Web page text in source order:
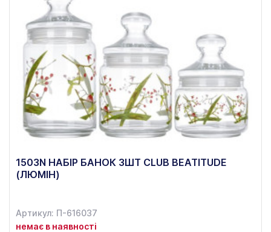
1503N НАБІР БАНОК 3ШТ CLUB BEATITUDE
(ЛЮМІН)
Артикул: П-616037
немає в наявності